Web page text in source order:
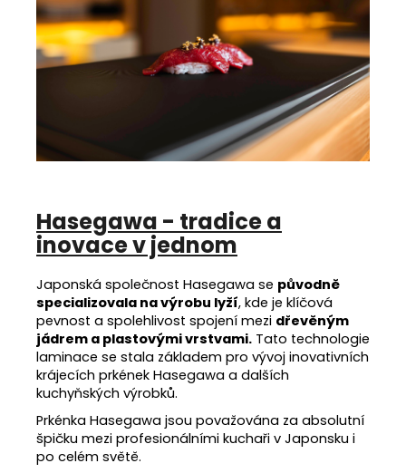
Hasegawa - tradice a
inovace v jednom
Japonská společnost Hasegawa se původně
specializovala na výrobu lyží, kde je klíčová
pevnost a spolehlivost spojení mezi dřevěným
jádrem a plastovými vrstvami. Tato technologie
laminace se stala základem pro vývoj inovativních
krájecích prkének Hasegawa a dalších
kuchyňských výrobků.
Prkénka Hasegawa jsou považována za absolutní
špičku mezi profesionálními kuchaři v Japonsku i
po celém světě.